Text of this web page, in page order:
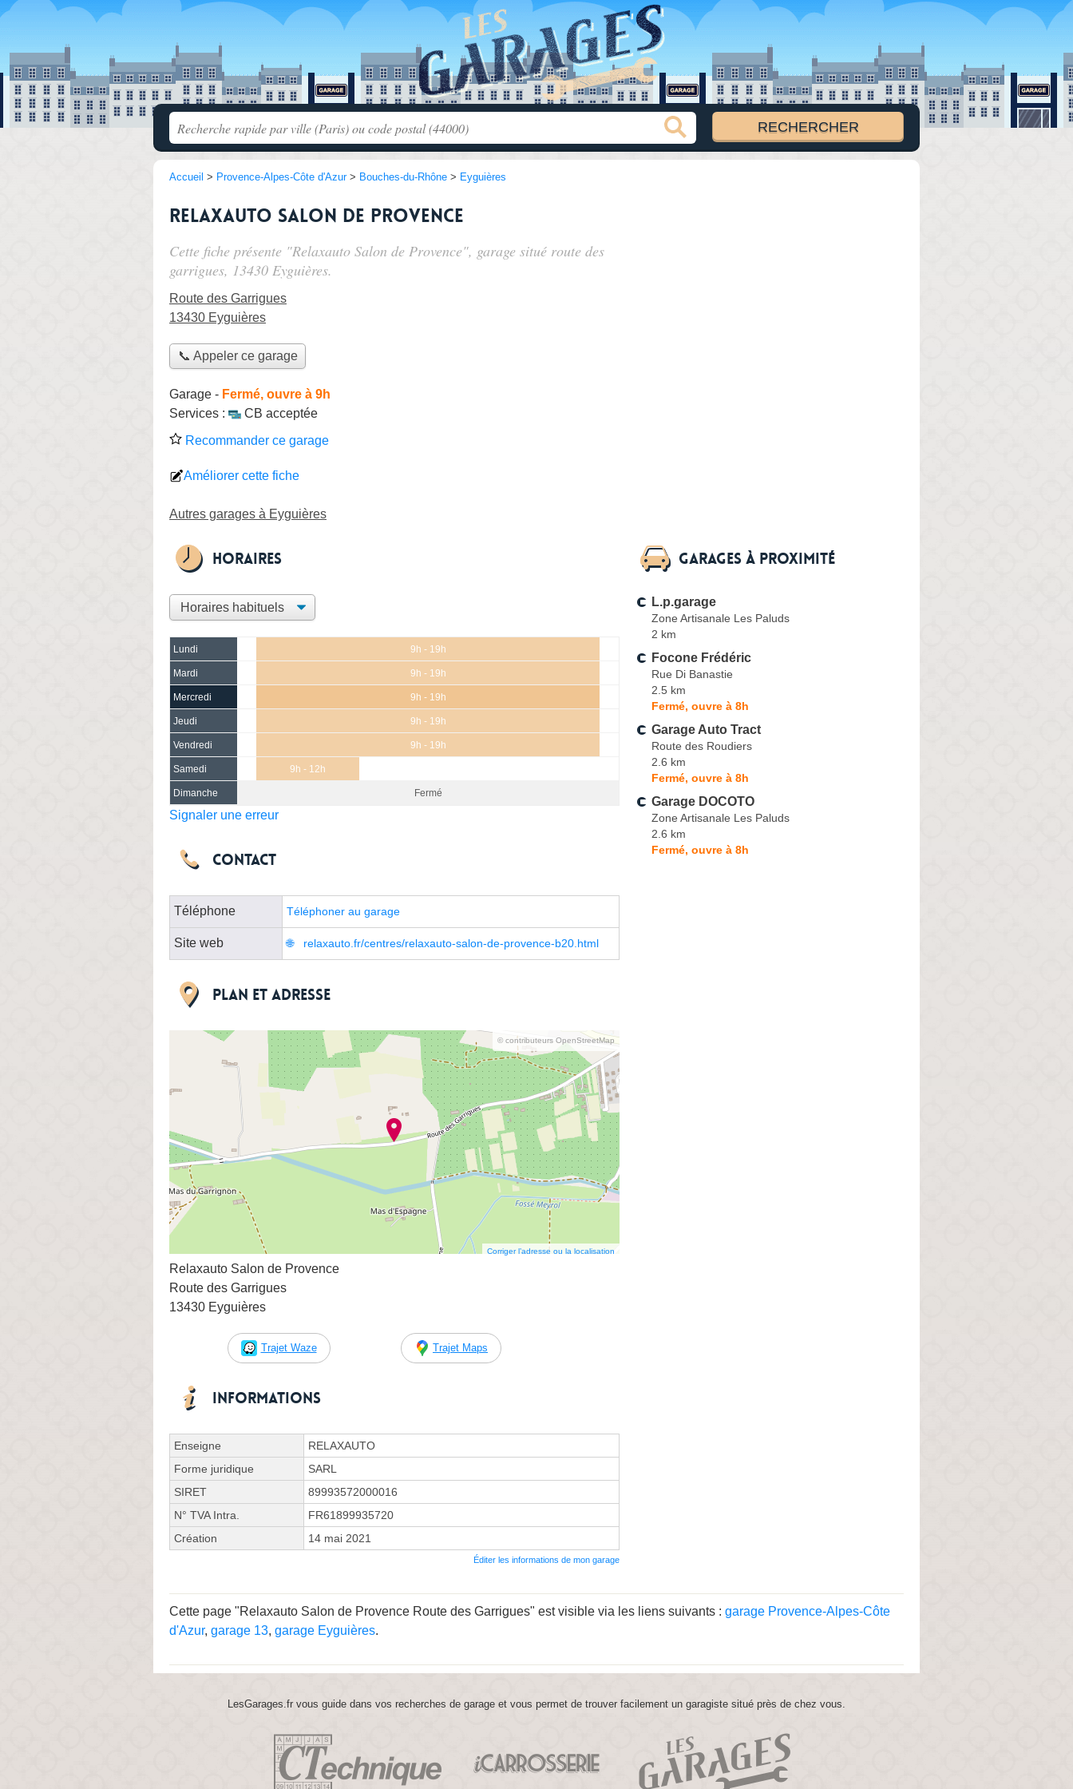
Accueil > Provence-Alpes-Côte d'Azur> Bouches-du-Rhône > Eyguières
Relaxauto Salon de Provence
Cette fiche présente "Relaxauto Salon de Provence", garage situé route des
garrigues, 13430 Eyguières.
Route des Garrigues
13430 Eyguières
📞 Appeler ce garage
Garage - Fermé, ouvre à 9h
Services :
CB acceptée
Recommander ce garage
Améliorer cette fiche
Autres garages à Eyguières
Horaires
Lundi 9h - 19h
Mardi 9h - 19h
Mercredi 9h - 19h
Jeudi 9h - 19h
Vendredi 9h - 19h
Samedi 9h - 12h
Dimanche Fermé
Signaler une erreur
Contact
Téléphone Téléphoner au garage
Site web relaxauto.fr/centres/relaxauto-salon-de-provence-b20.html
Plan et adresse
© contributeurs OpenStreetMap
Corriger l’adresse ou la localisation
Relaxauto Salon de Provence
Route des Garrigues
13430 Eyguières
Trajet Waze Trajet Maps
Informations
Enseigne
RELAXAUTO
Forme juridique
SARL
SIRET
89993572000016
N° TVA Intra.
FR61899935720
Création
14 mai 2021
Éditer les informations de mon garage
Garages à proximité
L.p.garage
Zone Artisanale Les Paluds
2 km
Focone Frédéric
Rue Di Banastie
2.5 km
Fermé, ouvre à 8h
Garage Auto Tract
Route des Roudiers
2.6 km
Fermé, ouvre à 8h
Garage DOCOTO
Zone Artisanale Les Paluds
2.6 km
Fermé, ouvre à 8h
Cette page "Relaxauto Salon de Provence Route des Garrigues" est visible via les liens suivants : garage Provence-Alpes-Côte
d'Azur, garage 13, garage Eyguières.
LesGarages.fr vous guide dans vos recherches de garage et vous permet de trouver facilement un garagiste situé près de chez vous.